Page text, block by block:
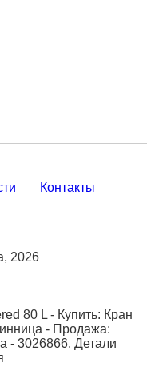
Контакты
2026
80 L - Купить: Кран
- Продажа:
- 3026866. Детали